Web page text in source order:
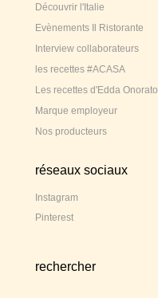
Découvrir l'Italie
Evènements Il Ristorante
Interview collaborateurs
les recettes #ACASA
Les recettes d'Edda Onorato
Marque employeur
Nos producteurs
réseaux sociaux
Instagram
Pinterest
rechercher